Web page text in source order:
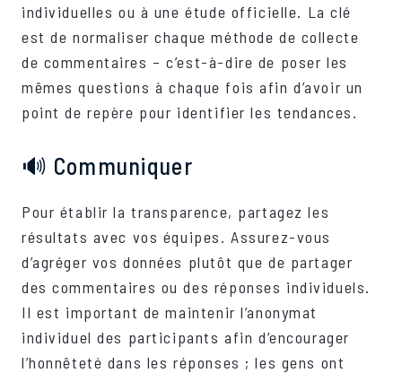
individuelles ou à une étude officielle. La clé
est de normaliser chaque méthode de collecte
de commentaires – c’est-à-dire de poser les
mêmes questions à chaque fois afin d’avoir un
point de repère pour identifier les tendances.
🔊 Communiquer
Pour établir la transparence, partagez les
résultats avec vos équipes. Assurez-vous
d’agréger vos données plutôt que de partager
des commentaires ou des réponses individuels.
Il est important de maintenir l’anonymat
individuel des participants afin d’encourager
l’honnêteté dans les réponses ; les gens ont